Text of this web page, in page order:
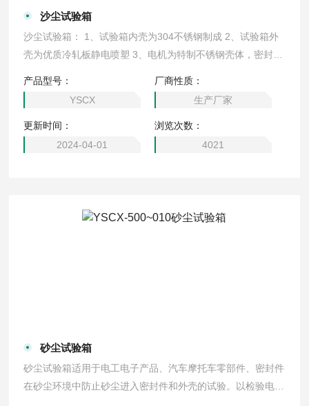
沙尘试验箱
沙尘试验箱： 1、试验箱内壳为304不锈钢制成 2、试验箱外
壳为优质冷轧板静电喷塑 3、电机为特制不锈钢壳体，密封性
灰尘自由飞扬落下聚于吸气孔旁 5、箱门上设有观察窗，可在
停止时观察箱内试样状态
产品型号：
YSCX
厂商性质：
生产厂家
更新时间：
2024-04-01
浏览次数：
4021
砂尘试验箱
砂尘试验箱适用于电工电子产品、汽车摩托车零部件、密封件
在砂尘环境中防止砂尘进入密封件和外壳的试验。以检验电子